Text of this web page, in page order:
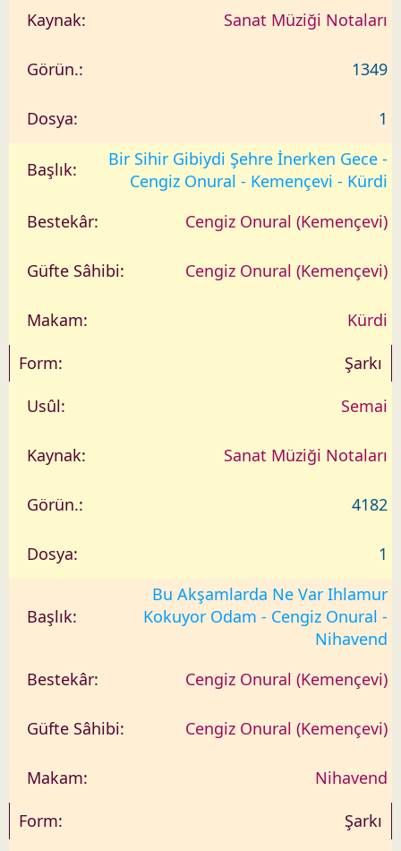
Sanat Müziği Notaları
1349
1
Bir Sihir Gibiydi Şehre İnerken Gece -
Cengiz Onural - Kemençevi - Kürdi
Cengiz Onural (Kemençevi)
Cengiz Onural (Kemençevi)
Kürdi
Şarkı
Semai
Sanat Müziği Notaları
4182
1
Bu Akşamlarda Ne Var Ihlamur
Kokuyor Odam - Cengiz Onural -
Nihavend
Cengiz Onural (Kemençevi)
Cengiz Onural (Kemençevi)
Nihavend
Şarkı